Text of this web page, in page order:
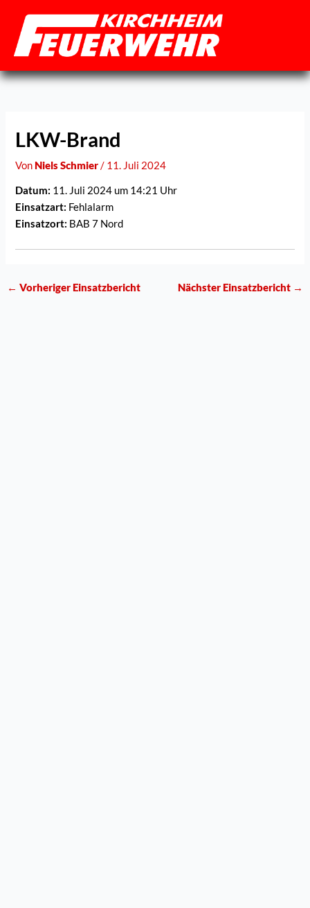
Inhalt
springen
LKW-Brand
VonNiels Schmier/ 11. Juli 2024
Datum: 11. Juli 2024 um 14:21 Uhr
Einsatzart: Fehlalarm
Einsatzort: BAB 7 Nord
← Vorheriger Einsatzbericht Nächster Einsatzbericht →